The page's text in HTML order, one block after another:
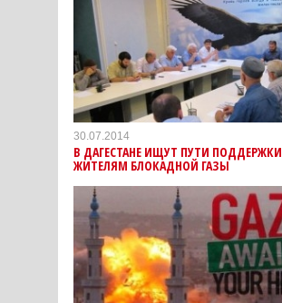
30.07.2014
В ДАГЕСТАНЕ ИЩУТ ПУТИ ПОДДЕРЖКИ
ЖИТЕЛЯМ БЛОКАДНОЙ ГАЗЫ